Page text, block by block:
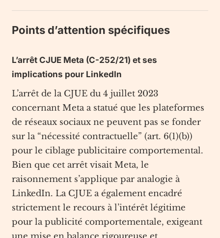
Points d’attention spécifiques
L’arrêt CJUE Meta (C-252/21) et ses
implications pour LinkedIn
L’arrêt de la CJUE du 4 juillet 2023
concernant Meta a statué que les plateformes
de réseaux sociaux ne peuvent pas se fonder
sur la “nécessité contractuelle” (art. 6(1)(b))
pour le ciblage publicitaire comportemental.
Bien que cet arrêt visait Meta, le
raisonnement s’applique par analogie à
LinkedIn. La CJUE a également encadré
strictement le recours à l’intérêt légitime
pour la publicité comportementale, exigeant